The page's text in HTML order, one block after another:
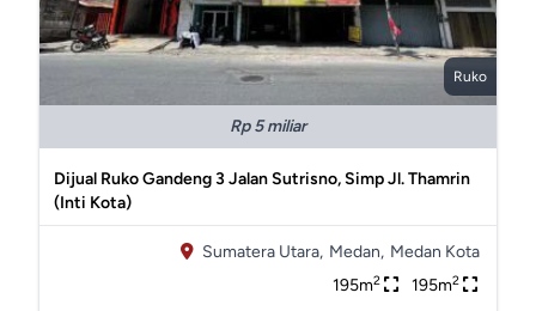
Ruko
Rp 5 miliar
Dijual Ruko Gandeng 3 Jalan Sutrisno, Simp Jl. Thamrin
(Inti Kota)
Sumatera Utara, Medan, Medan Kota
195m2 195m2